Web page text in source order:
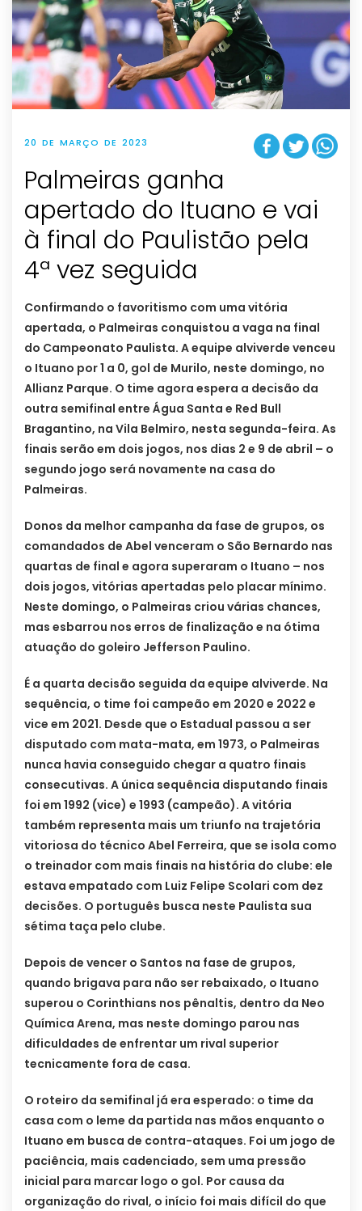
20 DE MARÇO DE 2023
Palmeiras ganha
apertado do Ituano e vai
à final do Paulistão pela
4ª vez seguida
Confirmando o favoritismo com uma vitória
apertada, o Palmeiras conquistou a vaga na final
do Campeonato Paulista. A equipe alviverde venceu
o Ituano por 1 a 0, gol de Murilo, neste domingo, no
Allianz Parque. O time agora espera a decisão da
outra semifinal entre Água Santa e Red Bull
Bragantino, na Vila Belmiro, nesta segunda-feira. As
finais serão em dois jogos, nos dias 2 e 9 de abril – o
segundo jogo será novamente na casa do
Palmeiras.
Donos da melhor campanha da fase de grupos, os
comandados de Abel venceram o São Bernardo nas
quartas de final e agora superaram o Ituano – nos
dois jogos, vitórias apertadas pelo placar mínimo.
Neste domingo, o Palmeiras criou várias chances,
mas esbarrou nos erros de finalização e na ótima
atuação do goleiro Jefferson Paulino.
É a quarta decisão seguida da equipe alviverde. Na
sequência, o time foi campeão em 2020 e 2022 e
vice em 2021. Desde que o Estadual passou a ser
disputado com mata-mata, em 1973, o Palmeiras
nunca havia conseguido chegar a quatro finais
consecutivas. A única sequência disputando finais
foi em 1992 (vice) e 1993 (campeão). A vitória
também representa mais um triunfo na trajetória
vitoriosa do técnico Abel Ferreira, que se isola como
o treinador com mais finais na história do clube: ele
estava empatado com Luiz Felipe Scolari com dez
decisões. O português busca neste Paulista sua
sétima taça pelo clube.
Depois de vencer o Santos na fase de grupos,
quando brigava para não ser rebaixado, o Ituano
superou o Corinthians nos pênaltis, dentro da Neo
Química Arena, mas neste domingo parou nas
dificuldades de enfrentar um rival superior
tecnicamente fora de casa.
O roteiro da semifinal já era esperado: o time da
casa com o leme da partida nas mãos enquanto o
Ituano em busca de contra-ataques. Foi um jogo de
paciência, mais cadenciado, sem uma pressão
inicial para marcar logo o gol. Por causa da
organização do rival, o início foi mais difícil do que